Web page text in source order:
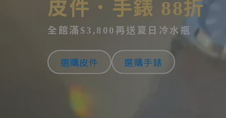
皮件．手錶 88折
全館滿$3,800再送夏日冷水瓶
選購皮件 選購手錶